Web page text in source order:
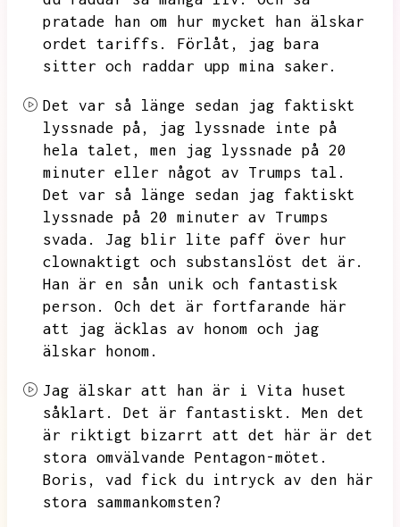
pratade han om hur mycket han älskar
ordet tariffs.
Förlåt,
jag bara
sitter och raddar upp mina saker.
Det var så länge sedan jag faktiskt
lyssnade på,
jag lyssnade inte på
hela talet,
men jag lyssnade på 20
minuter eller något av Trumps tal.
Det var så länge sedan jag faktiskt
lyssnade på 20 minuter av Trumps
svada.
Jag blir lite paff över hur
clownaktigt och substanslöst det är.
Han är en sån unik och fantastisk
person.
Och det är fortfarande här
att jag äcklas av honom och jag
älskar honom.
Jag älskar att han är i Vita huset
såklart.
Det är fantastiskt.
Men det
är riktigt bizarrt att det här är det
stora omvälvande Pentagon-mötet.
Boris,
vad fick du intryck av den här
stora sammankomsten?